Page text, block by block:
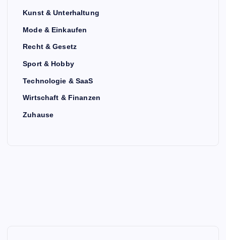
Kunst & Unterhaltung
Mode & Einkaufen
Recht & Gesetz
Sport & Hobby
Technologie & SaaS
Wirtschaft & Finanzen
Zuhause